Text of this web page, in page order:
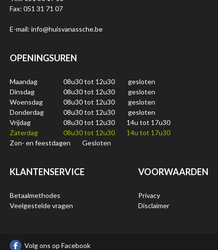
Fax: 051 31 71 07
E-mail: info@huisvanassche.be
OPENINGSUREN
Maandag 08u30 tot 12u30
gesloten
Dinsdag
08u30 tot 12u30
gesloten
Woensdag
08u30 tot 12u30
gesloten
Donderdag
08u30 tot 12u30
gesloten
Vrijdag
08u30 tot 12u30
14u tot 17u30
Zaterdag
08u30 tot 12u30
14u tot 17u30
Zon- en feestdagen
Gesloten
KLANTENSERVICE
Betaalmethodes
Veelgestelde vragen
VOORWAARDEN
Privacy
Disclaimer
Volg ons op Facebook